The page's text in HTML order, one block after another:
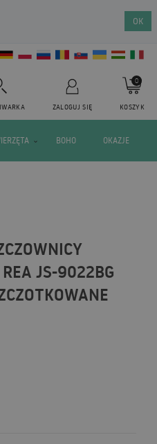
OK
ZALOGUJ SIĘ KOSZYK
0
BOHO OKAZJE
JS-9022BG